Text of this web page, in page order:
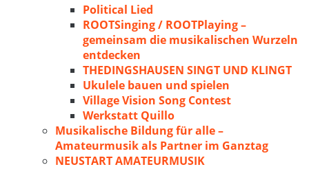
Political Lied
ROOTSinging / ROOTPlaying –
gemeinsam die musikalischen Wurzeln
entdecken
THEDINGSHAUSEN SINGT UND KLINGT
Ukulele bauen und spielen
Village Vision Song Contest
Werkstatt Quillo
Musikalische Bildung für alle –
Amateurmusik als Partner im Ganztag
NEUSTART AMATEURMUSIK